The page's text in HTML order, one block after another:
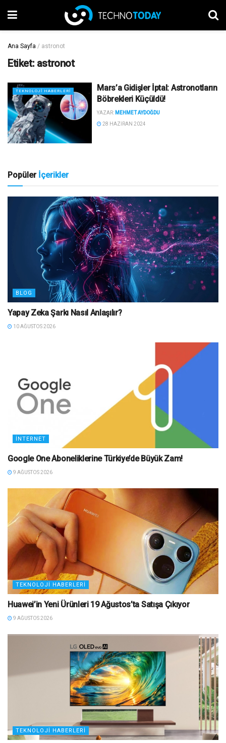
Ana Sayfa / astronot
Etiket: astronot
TEKNOLOJI HABERLERI
Mars’a Gidişler İptal: Astronotların
Böbrekleri Küçüldü!
YAZAR: MEHMET AYDOĞDU
28 HAZIRAN 2024
Popüler İçerikler
BLOG
Yapay Zeka Şarkı Nasıl Anlaşılır?
10 AĞUSTOS 2026
İNTERNET
Google One Aboneliklerine Türkiye’de Büyük Zam!
9 AĞUSTOS 2026
TEKNOLOJI HABERLERI
Huawei’in Yeni Ürünleri 19 Ağustos’ta Satışa Çıkıyor
9 AĞUSTOS 2026
TEKNOLOJI HABERLERI